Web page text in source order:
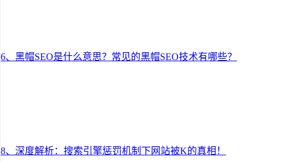
6、黑帽SEO是什么意思？常见的黑帽SEO技术有哪些？
8、深度解析：搜索引擎惩罚机制下网站被K的真相！